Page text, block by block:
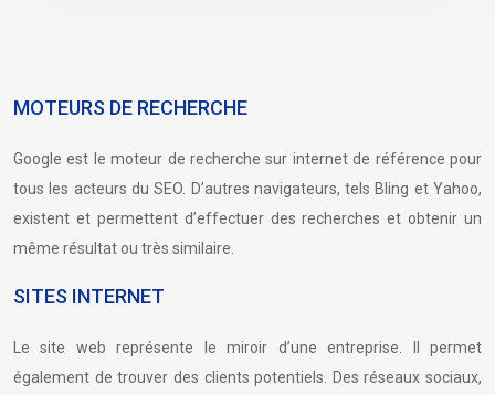
MOTEURS DE RECHERCHE
Google est le moteur de recherche sur internet de référence pour
tous les acteurs du SEO. D’autres navigateurs, tels Bling et Yahoo,
existent et permettent d’effectuer des recherches et obtenir un
même résultat ou très similaire.
SITES INTERNET
Le site web représente le miroir d’une entreprise. Il permet
également de trouver des clients potentiels. Des réseaux sociaux,